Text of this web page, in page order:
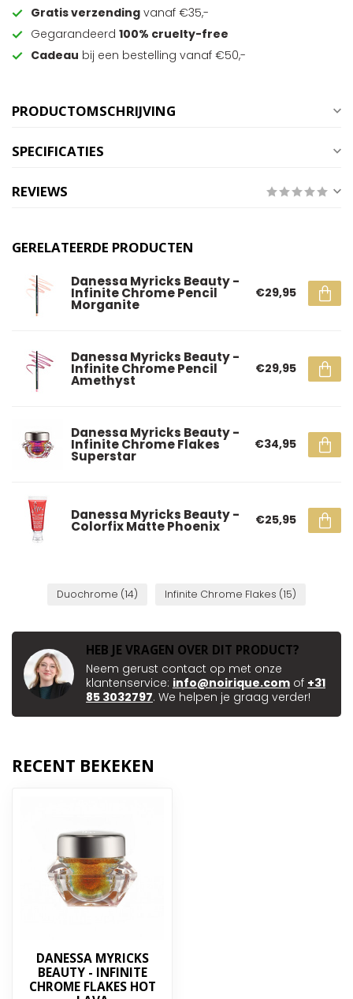
Gratis verzending vanaf €35,-
Gegarandeerd 100% cruelty-free
Cadeau bij een bestelling vanaf €50,-
PRODUCTOMSCHRIJVING
SPECIFICATIES
REVIEWS
GERELATEERDE PRODUCTEN
Danessa Myricks Beauty -
Infinite Chrome Pencil
Morganite
€29,95
Danessa Myricks Beauty -
Infinite Chrome Pencil
Amethyst
€29,95
Danessa Myricks Beauty -
Infinite Chrome Flakes
Superstar
€34,95
Danessa Myricks Beauty -
Colorfix Matte Phoenix €25,95
Duochrome (14) Infinite Chrome Flakes (15)
HEB JE VRAGEN OVER DIT PRODUCT?
Neem gerust contact op met onze
klantenservice: info@noirique.com of +31
85 3032797. We helpen je graag verder!
RECENT BEKEKEN
DANESSA MYRICKS
BEAUTY - INFINITE
CHROME FLAKES HOT